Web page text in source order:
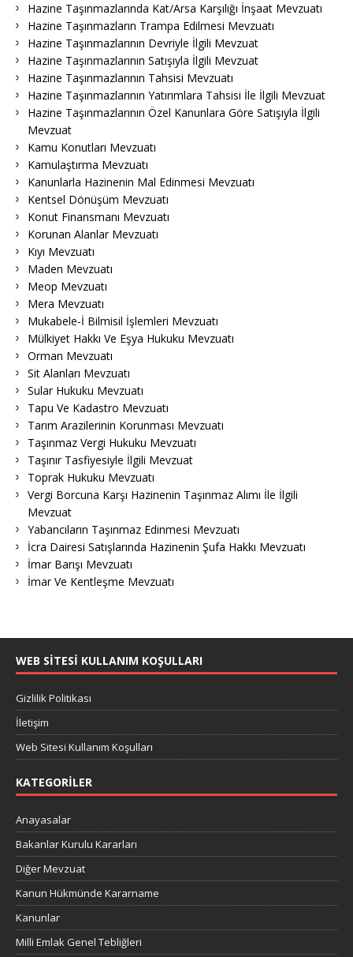
Hazine Taşınmazlarında Kat/Arsa Karşılığı İnşaat Mevzuatı
Hazine Taşınmazların Trampa Edilmesi Mevzuatı
Hazine Taşınmazlarının Devriyle İlgili Mevzuat
Hazine Taşınmazlarının Satışıyla İlgili Mevzuat
Hazine Taşınmazlarının Tahsisi Mevzuatı
Hazine Taşınmazlarının Yatırımlara Tahsisi İle İlgili Mevzuat
Hazine Taşınmazlarının Özel Kanunlara Göre Satışıyla İlgili
Mevzuat
Kamu Konutları Mevzuatı
Kamulaştırma Mevzuatı
Kanunlarla Hazinenin Mal Edinmesi Mevzuatı
Kentsel Dönüşüm Mevzuatı
Konut Finansmanı Mevzuatı
Korunan Alanlar Mevzuatı
Kıyı Mevzuatı
Maden Mevzuatı
Meop Mevzuatı
Mera Mevzuatı
Mukabele-İ Bilmisil İşlemleri Mevzuatı
Mülkiyet Hakkı Ve Eşya Hukuku Mevzuatı
Orman Mevzuatı
Sit Alanları Mevzuatı
Sular Hukuku Mevzuatı
Tapu Ve Kadastro Mevzuatı
Tarım Arazilerinin Korunması Mevzuatı
Taşınmaz Vergi Hukuku Mevzuatı
Taşınır Tasfiyesiyle İlgili Mevzuat
Toprak Hukuku Mevzuatı
Vergi Borcuna Karşı Hazinenin Taşınmaz Alımı İle İlgili
Mevzuat
Yabancıların Taşınmaz Edinmesi Mevzuatı
İcra Dairesi Satışlarında Hazinenin Şufa Hakkı Mevzuatı
İmar Barışı Mevzuatı
İmar Ve Kentleşme Mevzuatı
WEB SITESI KULLANIM KOŞULLARI
Gizlilik Politikası
İletişim
Web Sitesi Kullanım Koşulları
KATEGORILER
Anayasalar
Bakanlar Kurulu Kararları
Diğer Mevzuat
Kanun Hükmünde Kararname
Kanunlar
Milli Emlak Genel Tebliğleri